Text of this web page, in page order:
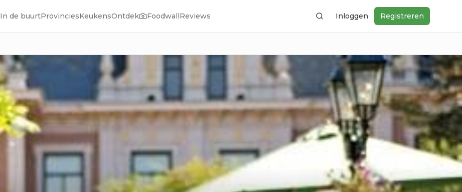
In de buurtProvinciesKeukensOntdek FoodwallReviews ZoekenInloggen Registreren